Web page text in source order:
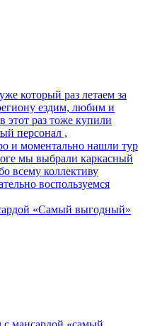
который раз летаем за
ездим, любим и
этот раз тоже купили
персонал ,
и моментально нашли тур
мы выбрали каркасный
всему коллективу
воспользуемся